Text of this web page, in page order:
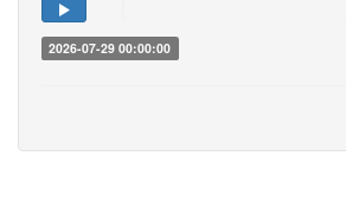
2026-07-29 00:00:00